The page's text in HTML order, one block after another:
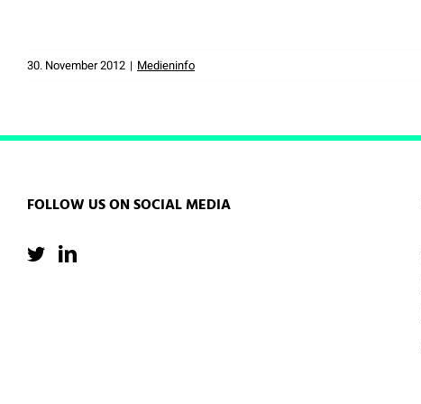
30. November 2012 | Medieninfo
FOLLOW US ON SOCIAL MEDIA